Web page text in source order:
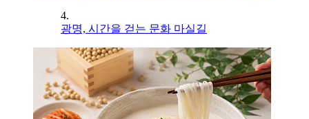
4.
광명, 시간을 걷는 문화 마실길